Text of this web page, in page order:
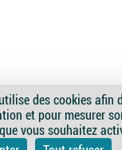
Image
des cookies afin
et pour mesurer
vous souhaitez